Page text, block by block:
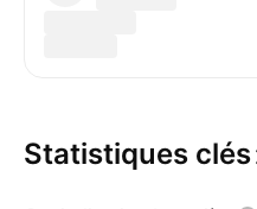
Statistiques clés